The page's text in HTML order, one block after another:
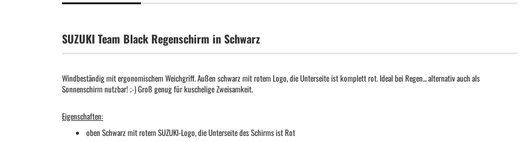
SUZUKI Team Black Regenschirm in Schwarz
Windbeständig mit ergonomischem Weichgriff. Außen schwarz mit rotem Logo, die Unterseite ist komplett rot. Ideal bei Regen... alternativ auch als
Sonnenschirm nutzbar! ;-) Groß genug für kuschelige Zweisamkeit.
Eigenschaften:
oben Schwarz mit rotem SUZUKI-Logo, die Unterseite des Schirms ist Rot